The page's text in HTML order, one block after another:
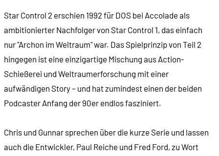
00:41:32 Gespräche mit Außerirdischen
00:42:41 Die Erkundung der Galaxie
00:47:50 Wir verbessern unser Schiff
00:49:58 Die Spathi
00:53:31 Eine dynamische Spielwelt
Star Control 2 erschien 1992 für DOS bei Accolade als
ambitionierter Nachfolger von Star Control 1, das einfach
nur "Archon im Weltraum" war. Das Spielprinzip von Teil 2
hingegen ist eine einzigartige Mischung aus Action-
Schießerei und Weltraumerforschung mit einer
aufwändigen Story – und hat zumindest einen der beiden
Podcaster Anfang der 90er endlos fasziniert.
Chris und Gunnar sprechen über die kurze Serie und lassen
auch die Entwickler, Paul Reiche und Fred Ford, zu Wort